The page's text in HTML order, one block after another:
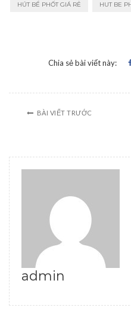
HÚT BỂ PHỐT GIÁ RẺ HUT BE
Chia sẻ bài viết này:
BÀI VIẾT TRƯỚC
admin